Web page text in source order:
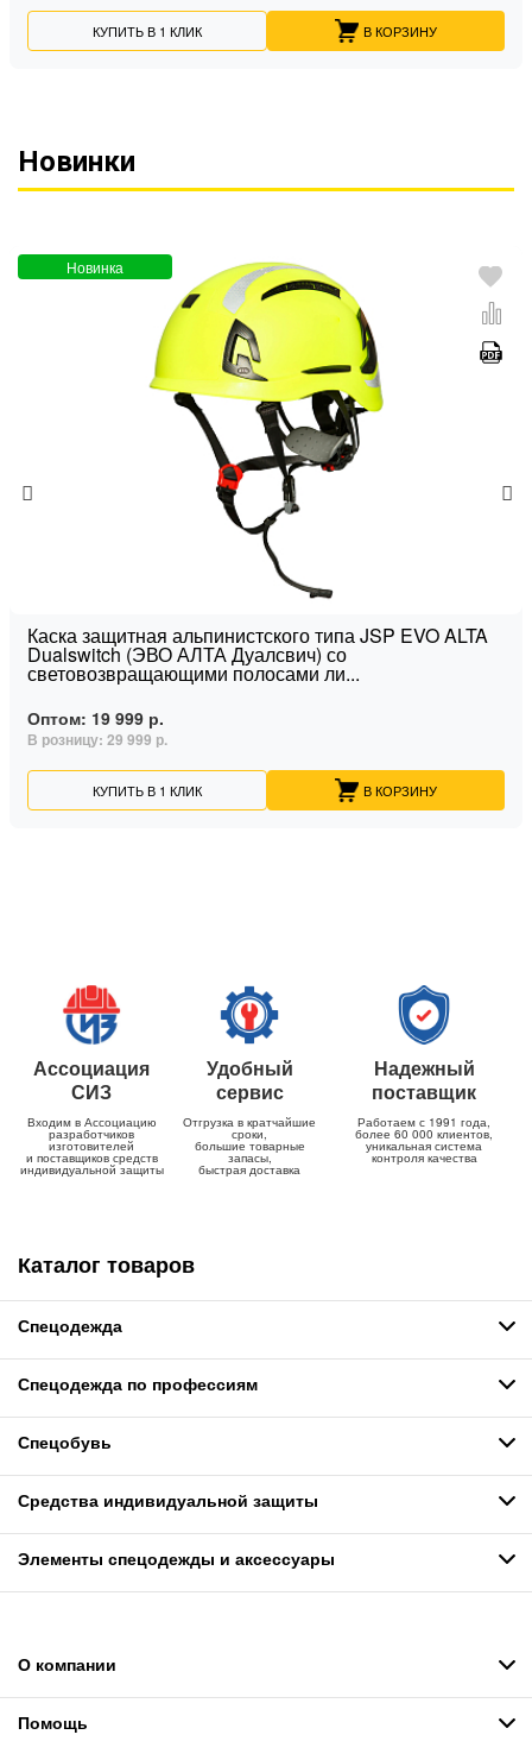
КУПИТЬ В 1 КЛИК В КОРЗИНУ
Новинки
Новинка
Каска защитная альпинистского типа JSP EVO ALTA
Dualswitch (ЭВО АЛТА Дуалсвич) со
световозвращающими полосами ли...
Оптом: 19 999 р.
В розницу: 29 999 р.
КУПИТЬ В 1 КЛИК В КОРЗИНУ
Ассоциация
СИЗ
Входим в Ассоциацию
разработчиков
изготовителей
и поставщиков средств
индивидуальной защиты
Удобный
сервис
Отгрузка в кратчайшие
сроки,
большие товарные
запасы,
быстрая доставка
Надежный
поставщик
Работаем с 1991 года,
более 60 000 клиентов,
уникальная система
контроля качества
Каталог товаров
Спецодежда
Спецодежда по профессиям
Спецобувь
Средства индивидуальной защиты
Элементы спецодежды и аксессуары
О компании
Помощь